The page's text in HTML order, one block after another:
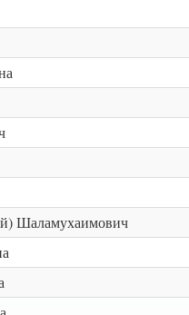
Шаламухаимович